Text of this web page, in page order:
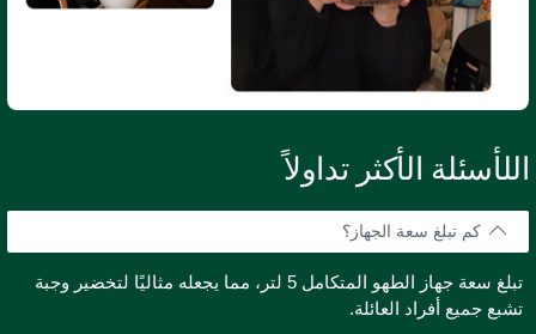
الأكثر تداولاً
كم تبلغ سعة الجهاز؟
تبلغ سعة جهاز الطهو المتكامل 5 لتر، مما يجعله مثاليًا لتخضير وجبة
تشبع جميع أفراد العائلة.